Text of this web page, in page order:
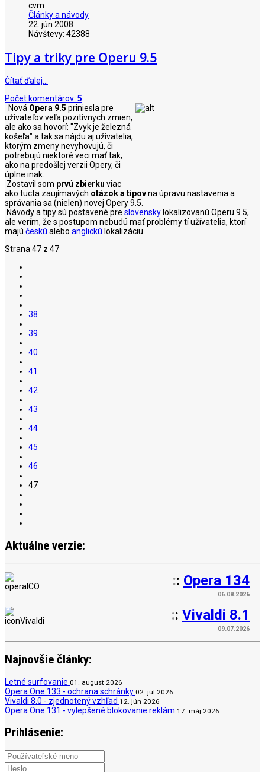
cvm
Články a návody
22. jún 2008
Návštevy: 42388
Tipy a triky pre Operu 9.5
Čítať ďalej…
Počet komentárov: 5
Nová Opera 9.5 priniesla pre
užívateľov veľa pozitívnych zmien,
ale ako sa hovorí: "Zvyk je železná
košeľa" a tak sa nájdu aj užívatelia,
ktorým zmeny nevyhovujú, či
potrebujú niektoré veci mať tak,
ako na predošlej verzii Opery, či
úplne inak.
Zostavil som prvú zbierku viac
ako tucta zaujímavých otázok a tipovna úpravu nastavenia a
správania sa (nielen) novej Opery 9.5.
Návody a tipy sú postavené pre slovensky lokalizovanú Operu 9.5,
ale verím, že s postupom nebudú mať problémy tí užívatelia, ktorí
majú českú alebo anglickú lokalizáciu.
Strana 47 z 47
38
39
40
41
42
43
44
45
46
47
Aktuálne verzie:
:: Opera 134
06.08.2026
:: Vivaldi 8.1
09.07.2026
Najnovšie články:
Letné surfovanie 01. august 2026
Opera One 133 - ochrana schránky 02. júl 2026
Vivaldi 8.0 - zjednotený vzhľad 12. jún 2026
Opera One 131 - vylepšené blokovanie reklám 17. máj 2026
Prihlásenie: